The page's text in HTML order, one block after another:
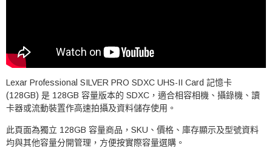
Lexar Professional SILVER PRO SDXC UHS-II Card 記憶卡
(128GB) 是 128GB 容量版本的 SDXC，適合相容相機、攝錄機、讀
卡器或流動裝置作高速拍攝及資料儲存使用。
此頁面為獨立 128GB 容量商品，SKU、價格、庫存顯示及型號資料
均與其他容量分開管理，方便按實際容量選購。